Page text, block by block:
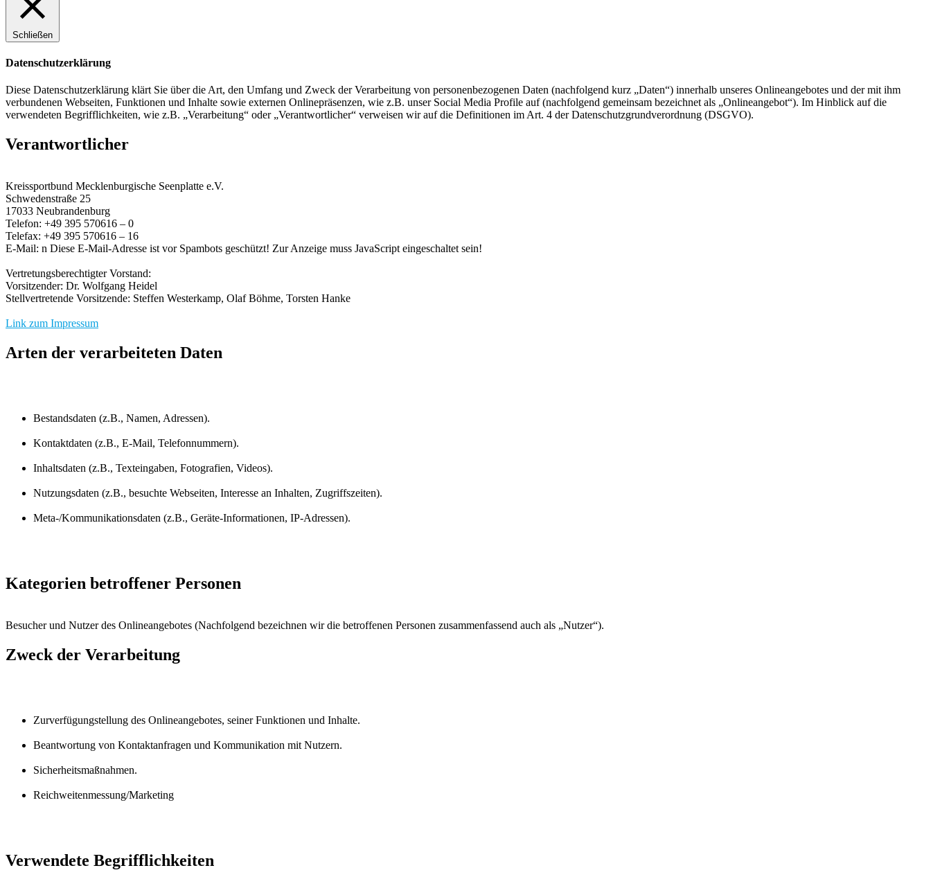
Schließen
Datenschutzerklärung
Diese Datenschutzerklärung klärt Sie über die Art, den Umfang und Zweck der Verarbeitung von personenbezogenen Daten (nachfolgend kurz „Daten“) innerhalb unseres Onlineangebotes und der mit ihm
verbundenen Webseiten, Funktionen und Inhalte sowie externen Onlinepräsenzen, wie z.B. unser Social Media Profile auf (nachfolgend gemeinsam bezeichnet als „Onlineangebot“). Im Hinblick auf die
verwendeten Begrifflichkeiten, wie z.B. „Verarbeitung“ oder „Verantwortlicher“ verweisen wir auf die Definitionen im Art. 4 der Datenschutzgrundverordnung (DSGVO).
Verantwortlicher
Kreissportbund Mecklenburgische Seenplatte e.V.
Schwedenstraße 25
17033 Neubrandenburg
Telefon: +49 395 570616 – 0
Telefax: +49 395 570616 – 16
E-Mail: n Diese E-Mail-Adresse ist vor Spambots geschützt! Zur Anzeige muss JavaScript eingeschaltet sein!
Vertretungsberechtigter Vorstand:
Vorsitzender: Dr. Wolfgang Heidel
Stellvertretende Vorsitzende: Steffen Westerkamp, Olaf Böhme, Torsten Hanke
Link zum Impressum
Arten der verarbeiteten Daten
Bestandsdaten (z.B., Namen, Adressen).
Kontaktdaten (z.B., E-Mail, Telefonnummern).
Inhaltsdaten (z.B., Texteingaben, Fotografien, Videos).
Nutzungsdaten (z.B., besuchte Webseiten, Interesse an Inhalten, Zugriffszeiten).
Meta-/Kommunikationsdaten (z.B., Geräte-Informationen, IP-Adressen).
Kategorien betroffener Personen
Besucher und Nutzer des Onlineangebotes (Nachfolgend bezeichnen wir die betroffenen Personen zusammenfassend auch als „Nutzer“).
Zweck der Verarbeitung
Zurverfügungstellung des Onlineangebotes, seiner Funktionen und Inhalte.
Beantwortung von Kontaktanfragen und Kommunikation mit Nutzern.
Sicherheitsmaßnahmen.
Reichweitenmessung/Marketing
Verwendete Begrifflichkeiten